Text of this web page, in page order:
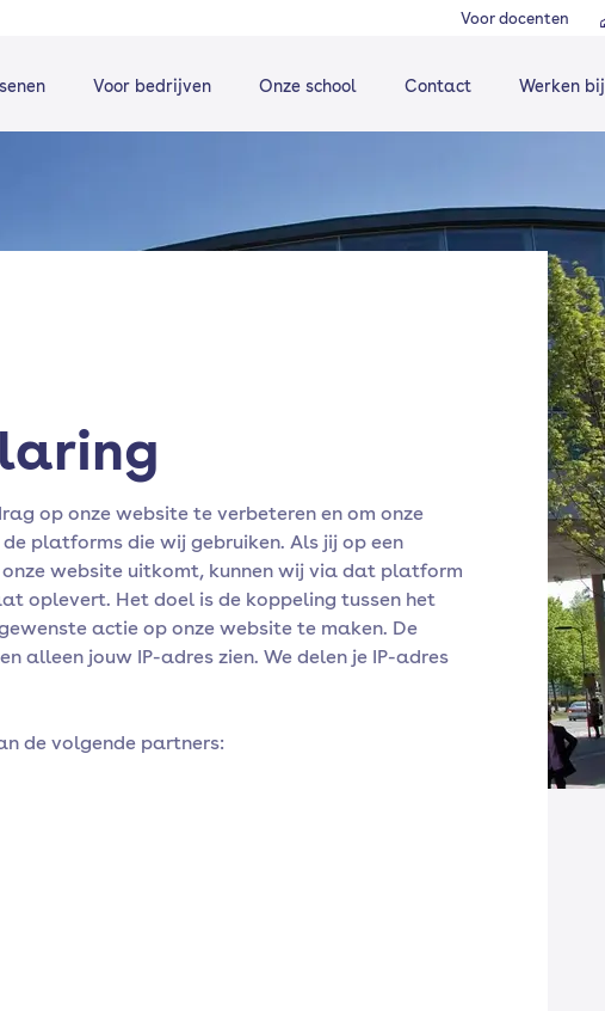
Voor docenten
Voor bedrijven Onze school Contact Werken bij
op onze website te verbeteren en om onze
platforms die wij gebruiken. Als jij op een
website uitkomt, kunnen wij via dat platform
oplevert. Het doel is de koppeling tussen het
actie op onze website te maken. De
alleen jouw IP-adres zien. We delen je IP-adres
de volgende partners: